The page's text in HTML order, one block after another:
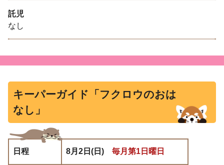
託児
なし
キーパーガイド「フクロウのおは
なし」
日程 8月2日(日) 毎月第1日曜日